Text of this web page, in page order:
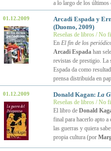
a lo largo de los
01.12.2009
Arcadi Espada y
(Duomo, 2009)
Reseñas de libros / No
En El fin de los
Arcadi Espadahan
revistas de prestigio. La
Espada da como
prensa distribuida en
01.12.2009 Donald Kagan: La
Reseñas de libros / No
El libro de Donald
final para hacerlo apto
las guerras y quiera
propia cultura (por